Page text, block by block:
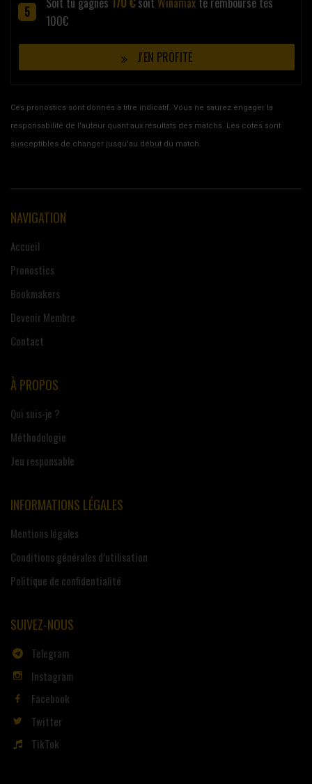
100€
J'EN PROFITE
Ces pronostics sont donnés à titre indicatif. Vous ne saurez engager la
responsabilité de l'auteur quant aux résultats des matchs. Les cotes sont
susceptibles de changer jusqu'au début du match.
NAVIGATION
Accueil
Pronostics
Bookmakers
Devenir Membre
Contact
À PROPOS
Qui suis-je ?
Méthodologie
Jeu responsable
INFORMATIONS LÉGALES
Mentions légales
Conditions générales d’utilisation
Politique de confidentialité
SUIVEZ-NOUS
Telegram
Instagram
Facebook
Twitter
TikTok